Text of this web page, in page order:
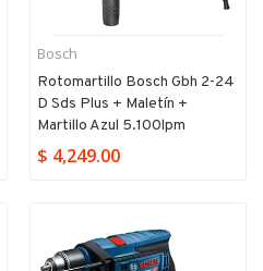
Bosch
Rotomartillo Bosch Gbh 2-24
D Sds Plus + Maletín +
Martillo Azul 5.100lpm
$ 4,249.00